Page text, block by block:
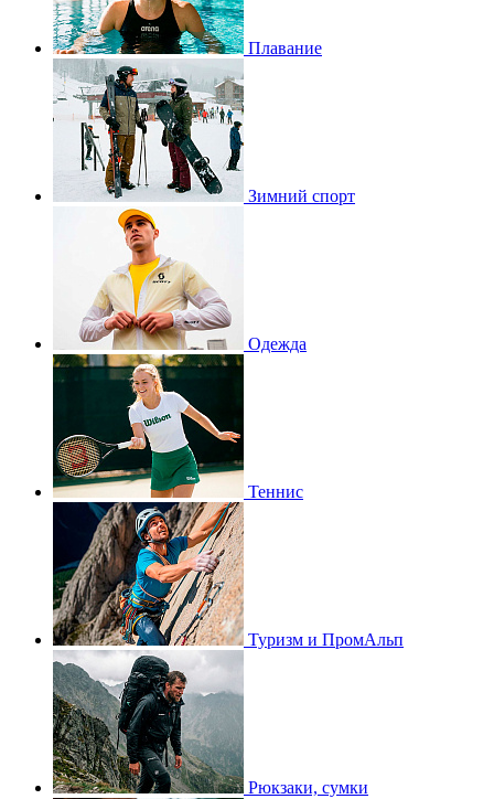
Плавание
Зимний спорт
Одежда
Теннис
Туризм и ПромАльп
Рюкзаки, сумки